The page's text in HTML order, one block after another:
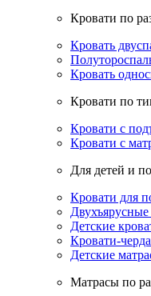
Кровати по
Кровать
Кровать
Кровати по
Кровати с
Кровати с
Для детей и
Кровати для
Двухъярусные
Детские
Кровати-
Детские
Матрасы по